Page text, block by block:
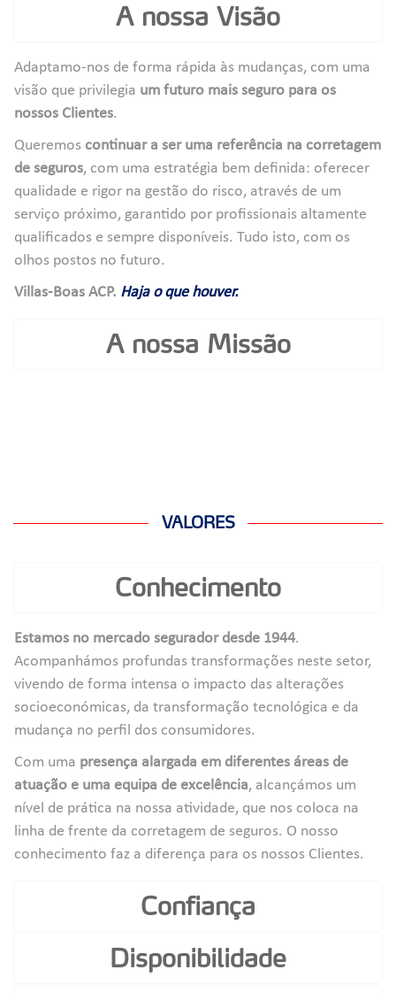
A nossa Visão
Adaptamo-nos de forma rápida às mudanças, com uma
visão que privilegia um futuro mais seguro para os
nossos Clientes.
Queremos continuar a ser uma referência na corretagem
de seguros, com uma estratégia bem definida: oferecer
qualidade e rigor na gestão do risco, através de um
serviço próximo, garantido por profissionais altamente
qualificados e sempre disponíveis. Tudo isto, com os
olhos postos no futuro.
Villas-Boas ACP. Haja o que houver.
A nossa Missão
VALORES
Conhecimento
Estamos no mercado segurador desde 1944.
Acompanhámos profundas transformações neste setor,
vivendo de forma intensa o impacto das alterações
socioeconómicas, da transformação tecnológica e da
mudança no perfil dos consumidores.
Com uma presença alargada em diferentes áreas de
atuação e uma equipa de excelência, alcançámos um
nível de prática na nossa atividade, que nos coloca na
linha de frente da corretagem de seguros. O nosso
conhecimento faz a diferença para os nossos Clientes.
Confiança
Disponibilidade